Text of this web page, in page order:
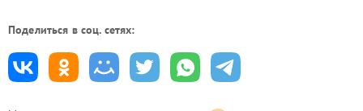
Поделиться в соц. сетях: